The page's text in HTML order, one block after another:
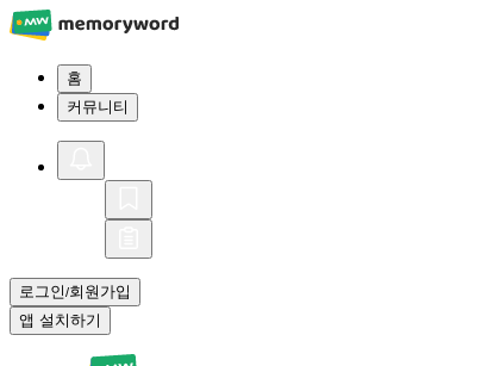
홈
커뮤니티
로그인/회원가입
앱 설치하기